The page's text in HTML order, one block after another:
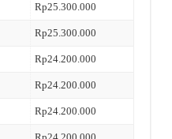
Rp25.300.000
Rp25.300.000
Rp24.200.000
Rp24.200.000
Rp24.200.000